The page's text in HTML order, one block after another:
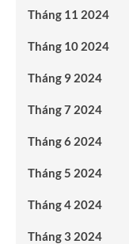
Tháng 11 2024
Tháng 10 2024
Tháng 9 2024
Tháng 7 2024
Tháng 6 2024
Tháng 5 2024
Tháng 4 2024
Tháng 3 2024